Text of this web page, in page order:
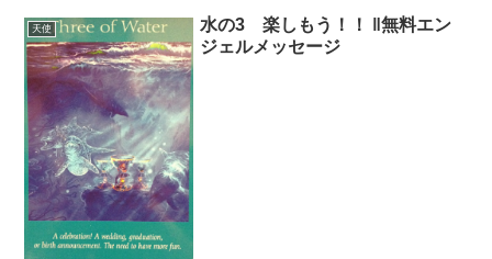
天使
水の3 楽しもう！！ ‖無料エン
ジェルメッセージ